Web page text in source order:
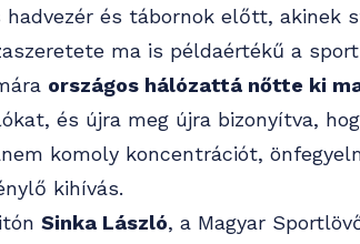
és tábornok előtt, akinek
ma is példaértékű a
országos hálózattá nőtte ki
és újra meg újra bizonyítva,
komoly koncentrációt,
kihívás.
Sinka László, a Magyar